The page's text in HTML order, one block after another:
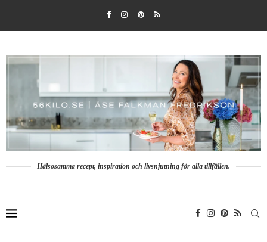
Hälsosamma recept, inspiration och livsnjutning för alla tillfällen.